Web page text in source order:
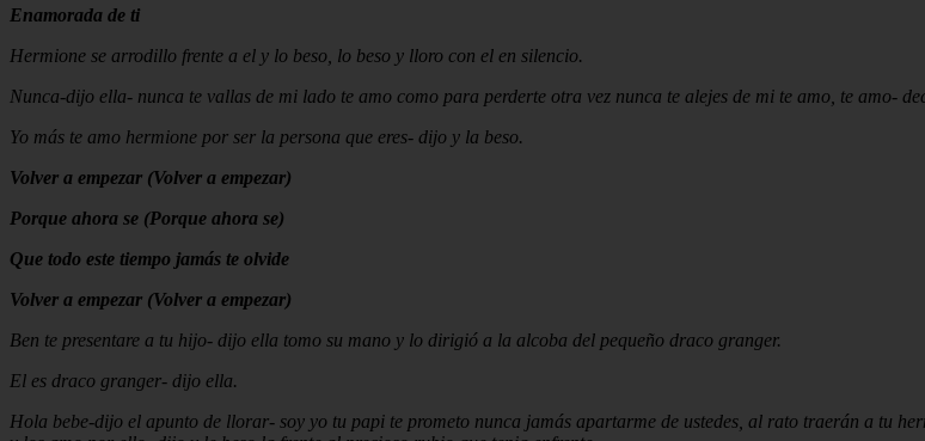
Enamorada de ti
Hermione se arrodillo frente a el y lo beso, lo beso y lloro con el en silencio.
Nunca-dijo ella- nunca te vallas de mi lado te amo como para perderte otra vez nunca te alejes de mi te amo, te amo-
Yo más te amo hermione por ser la persona que eres- dijo y la beso.
Volver a empezar (Volver a empezar)
Porque ahora se (Porque ahora se)
Que todo este tiempo jamás te olvide
Volver a empezar (Volver a empezar)
Ben te presentare a tu hijo- dijo ella tomo su mano y lo dirigió a la alcoba del pequeño draco granger.
El es draco granger- dijo ella.
Hola bebe-dijo el apunto de llorar- soy yo tu papi te prometo nunca jamás apartarme de ustedes, al rato traerán a tu